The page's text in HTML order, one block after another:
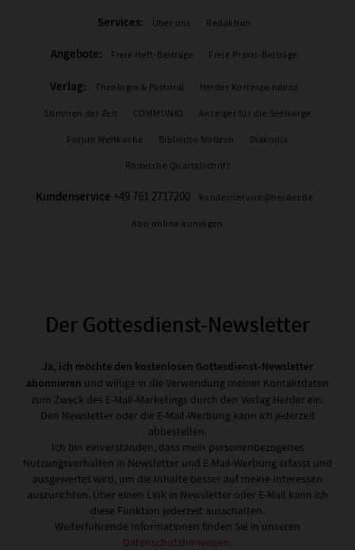
Services: Über uns Redaktion
Angebote: Freie Heft-Beiträge Freie Praxis-Beiträge
Verlag: Theologie & Pastoral Herder Korrespondenz
Stimmen der Zeit COMMUNIO Anzeiger für die Seelsorge
Forum Weltkirche Biblische Notizen Diakonia
Römische Quartalschrift
Kundenservice +49 761 2717200 kundenservice@herder.de
Abo online kündigen
Der Gottesdienst-Newsletter
Ja, ich möchte den kostenlosen Gottesdienst-Newsletter
abonnieren und willige in die Verwendung meiner Kontaktdaten
zum Zweck des E-Mail-Marketings durch den Verlag Herder ein.
Den Newsletter oder die E-Mail-Werbung kann ich jederzeit
abbestellen.
Ich bin einverstanden, dass mein personenbezogenes
Nutzungsverhalten in Newsletter und E-Mail-Werbung erfasst und
ausgewertet wird, um die Inhalte besser auf meine Interessen
auszurichten. Über einen Link in Newsletter oder E-Mail kann ich
diese Funktion jederzeit ausschalten.
Weiterführende Informationen finden Sie in unseren
Datenschutzhinweisen.